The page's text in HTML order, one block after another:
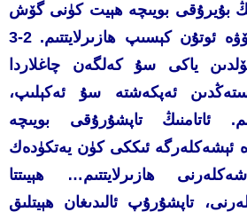
بۇيرۇقى بويىچە ھېيت كۈنى گۆش
پۇشۇرىدىغانغا دۆۋە-دۆۋە ئوتۇن كېسىپ ھازىرلايتتىم. 2-3
ياكى سۇ كەلگەن چاغلاردا
ئەپكەشتە سۇ ئەكېلىپ،
ئاتامنىڭ تاپشۇرۇقى بويىچە
ئېشەكلەرگە ئىككى كۈن يەتكۈدەك
ھازىرلايتتىم… ھېيىتتا
تاپشۇرۇپ ئالىدىغان ھېيتلىق